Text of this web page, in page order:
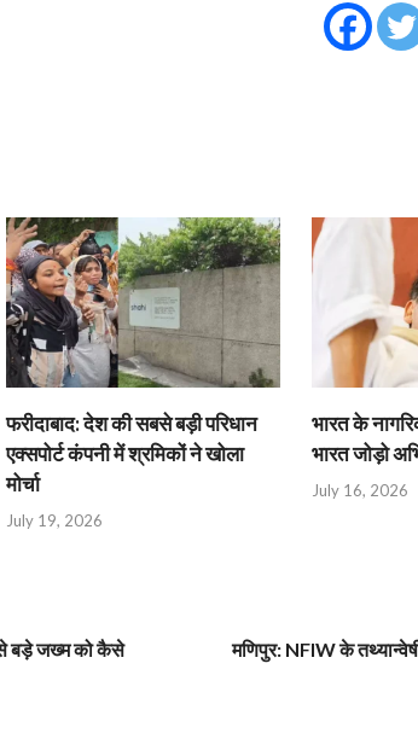
फरीदाबाद: देश की सबसे बड़ी परिधान
एक्सपोर्ट कंपनी में श्रमिकों ने खोला
मोर्चा
July 19, 2026
भारत के
भारत जोड़ो
July 16, 2026
बड़े जख्म को कैसे
मणिपुर: NFIW के